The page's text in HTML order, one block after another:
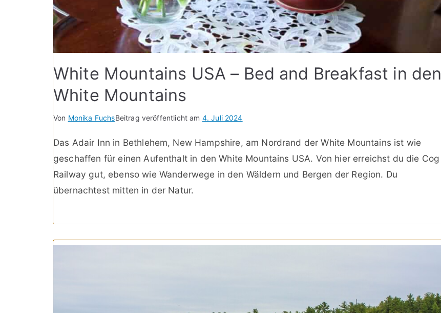
White Mountains USA – Bed and Breakfast in den
White Mountains
Von Monika FuchsBeitrag veröffentlicht am 4. Juli 2024
Das Adair Inn in Bethlehem, New Hampshire, am Nordrand der White Mountains ist wie
geschaffen für einen Aufenthalt in den White Mountains USA. Von hier erreichst du die Cog
Railway gut, ebenso wie Wanderwege in den Wäldern und Bergen der Region. Du
übernachtest mitten in der Natur.